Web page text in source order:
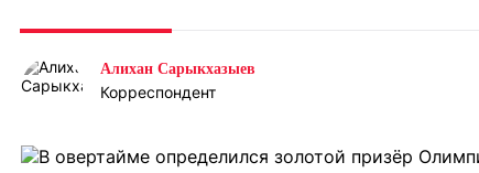
Погода
Рейтинги
Алихан Сарыкхазыев
Корреспондент